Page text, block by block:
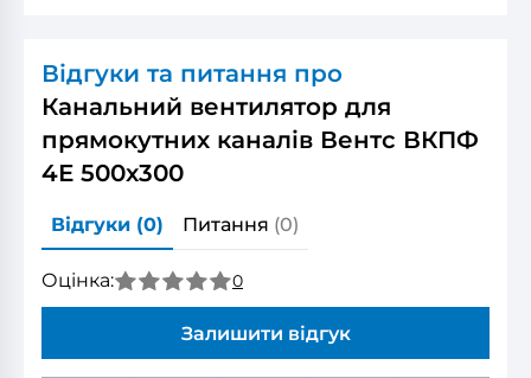
Відгуки та питання про
Канальний вентилятор для
прямокутних каналів Вентс ВКПФ
4Е 500x300
Відгуки (0) Питання (0)
Оцінка: 0
Залишити відгук